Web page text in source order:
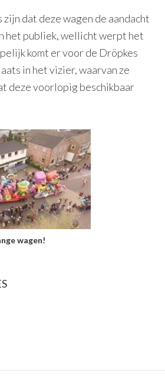
dat deze wagen de aandacht
het publiek, wellicht werpt het
komt er voor de Dröpkes
in het vizier, waarvan ze
deze voorlopig beschikbaar
wagen!